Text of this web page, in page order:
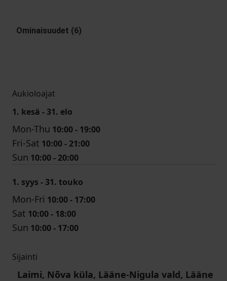
Ominaisuudet (6)
Aukioloajat
1. kesä - 31. elo
Mon-Thu 10:00 - 19:00
Fri-Sat 10:00 - 21:00
Sun 10:00 - 20:00
1. syys - 31. touko
Mon-Fri 10:00 - 17:00
Sat 10:00 - 18:00
Sun 10:00 - 17:00
Sijainti
Laimi, Nõva küla, Lääne-Nigula vald, Lääne